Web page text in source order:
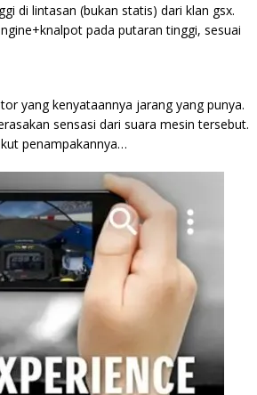
di lintasan (bukan statis) dari klan gsx.
pada putaran tinggi, sesuai
yang kenyataannya jarang yang punya.
sensasi dari suara mesin tersebut.
penampakannya…